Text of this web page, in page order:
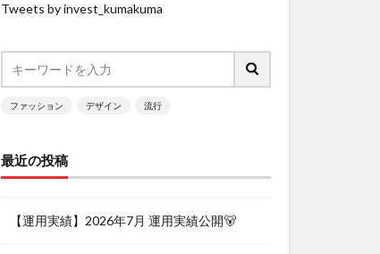
Tweets by invest_kumakuma
ファッション デザイン 流行
最近の投稿
【運用実績】2026年7月 運用実績公開🐻